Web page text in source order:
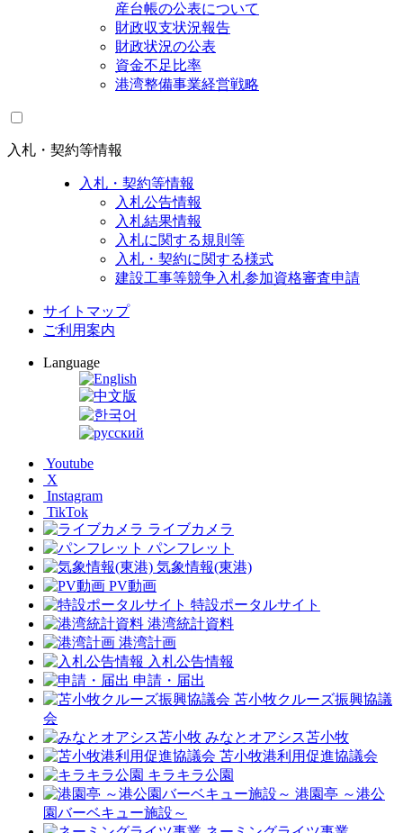
産台帳の公表について
財政収支状況報告
財政状況の公表
資金不足比率
港湾整備事業経営戦略
入札・契約等情報
入札・契約等情報
入札公告情報
入札結果情報
入札に関する規則等
入札・契約に関する様式
建設工事等競争入札参加資格審査申請
サイトマップ
ご利用案内
Language
Youtube
X
Instagram
TikTok
ライブカメラ
パンフレット
気象情報(東港)
PV動画
特設ポータルサイト
港湾統計資料
港湾計画
入札公告情報
申請・届出
苫小牧クルーズ振興協議
会
みなとオアシス苫小牧
苫小牧港利用促進協議会
キラキラ公園
港園亭 ～港公
園バーベキュー施設～